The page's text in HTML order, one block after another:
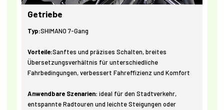
Getriebe
Typ:SHIMANO 7-Gang
Vorteile:Sanftes und präzises Schalten, breites
Übersetzungsverhältnis für unterschiedliche
Fahrbedingungen, verbessert Fahreffizienz und Komfort
Anwendbare Szenarien:ideal für den Stadtverkehr,
entspannte Radtouren und leichte Steigungen oder